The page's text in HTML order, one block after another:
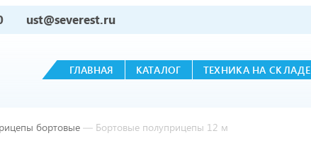
ust@severest.ru
ГЛАВНАЯ КАТАЛОГ ТЕХНИКА НА СКЛАДЕ
бортовые — Бортовые полуприцепы 12 м